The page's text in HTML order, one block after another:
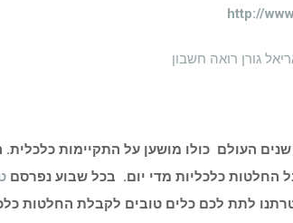
http://
גורן רואה חשבון
העולם כולו מושען על התקיימות כלכלית.
החלטות כלכליות מדי יום. בכל שבוע נפרסם
לתת לכם כלים טובים לקבלת החלטות